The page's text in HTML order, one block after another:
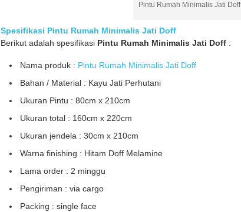
Pintu Rumah Minimalis Jati Doff
Spesifikasi Pintu Rumah Minimalis Jati Doff
Berikut adalah spesifikasi Pintu Rumah Minimalis Jati Doff :
Nama produk : Pintu Rumah Minimalis Jati Doff
Bahan / Material : Kayu Jati Perhutani
Ukuran Pintu : 80cm x 210cm
Ukuran total : 160cm x 220cm
Ukuran jendela : 30cm x 210cm
Warna finishing : Hitam Doff Melamine
Lama order : 2 minggu
Pengiriman : via cargo
Packing : single face